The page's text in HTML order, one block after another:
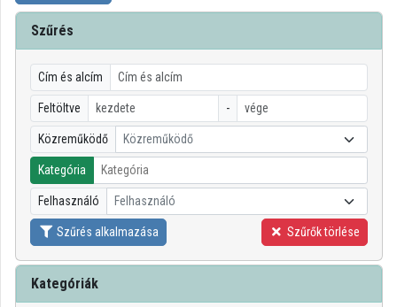
Bejelentkezés
Intézményi felfedezés
Kategóriák
Intézményi listák
Intézmények
Közreműködők
Szűrés
Cím és alcím
Feltöltve -
Közreműködő Közreműködő
Kategória
Felhasználó Felhasználó
Szűrés alkalmazása Szűrők törlése
Kategóriák